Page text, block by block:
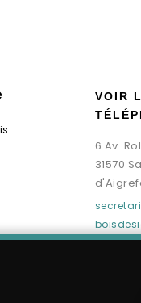
VOIR
6 Av.
31570